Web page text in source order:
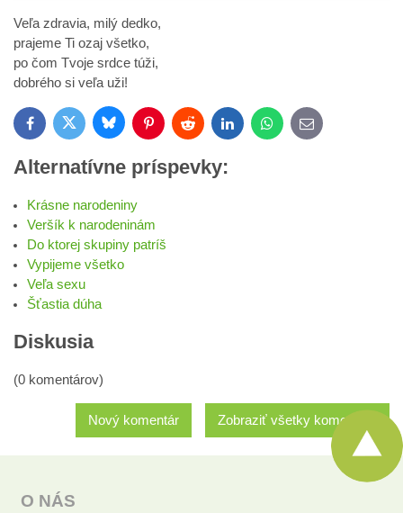
Veľa zdravia, milý dedko,
prajeme Ti ozaj všetko,
po čom Tvoje srdce túži,
dobrého si veľa uži!
FacebookTwitter BlueskyPinterestReddit LinkedInWhatsApp
E-
mail
Alternatívne príspevky:
Krásne narodeniny
Veršík k narodeninám
Do ktorej skupiny patríš
Vypijeme všetko
Veľa sexu
Šťastia dúha
Diskusia
(0 komentárov)
Zobraziť všetky komentáre
Nový komentár
O NÁS